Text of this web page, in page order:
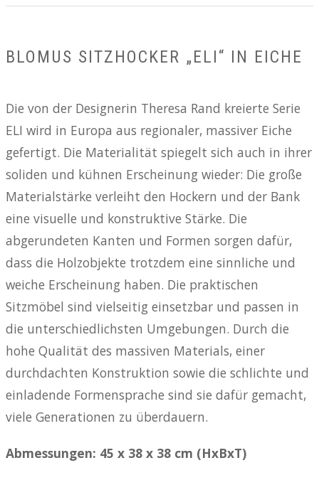
BLOMUS SITZHOCKER „ELI“ IN EICHE
Die von der Designerin Theresa Rand kreierte Serie
ELI wird in Europa aus regionaler, massiver Eiche
gefertigt. Die Materialität spiegelt sich auch in ihrer
soliden und kühnen Erscheinung wieder: Die große
Materialstärke verleiht den Hockern und der Bank
eine visuelle und konstruktive Stärke. Die
abgerundeten Kanten und Formen sorgen dafür,
dass die Holzobjekte trotzdem eine sinnliche und
weiche Erscheinung haben. Die praktischen
Sitzmöbel sind vielseitig einsetzbar und passen in
die unterschiedlichsten Umgebungen. Durch die
hohe Qualität des massiven Materials, einer
durchdachten Konstruktion sowie die schlichte und
einladende Formensprache sind sie dafür gemacht,
viele Generationen zu überdauern.
Abmessungen: 45 x 38 x 38 cm (HxBxT)